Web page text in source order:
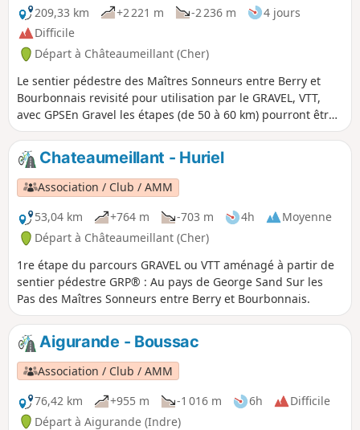
209,33 km
+2 221 m -2 236 m
4 jours
Difficile
Départ à Châteaumeillant (Cher)
Le sentier pédestre des Maîtres Sonneurs entre Berry et
Bourbonnais revisité pour utilisation par le GRAVEL, VTT,
avec GPSEn Gravel les étapes (de 50 à 60 km) pourront être
groupées pour les plus forts soit environ une centaine de
km/jour C'est une boucle donc le départ peut se faire de
n'importe quel village du sentier pour les équestre prévoir
8 étapes
Chateaumeillant - Huriel
Association / Club / AMM
53,04 km
+764 m -703 m 4h
Moyenne
Départ à Châteaumeillant (Cher)
1re étape du parcours GRAVEL ou VTT aménagé à partir de
sentier pédestre GRP® : Au pays de George Sand Sur les
Pas des Maîtres Sonneurs entre Berry et Bourbonnais.
Aigurande - Boussac
Association / Club / AMM
76,42 km
+955 m -1 016 m 6h
Difficile
Départ à Aigurande (Indre)